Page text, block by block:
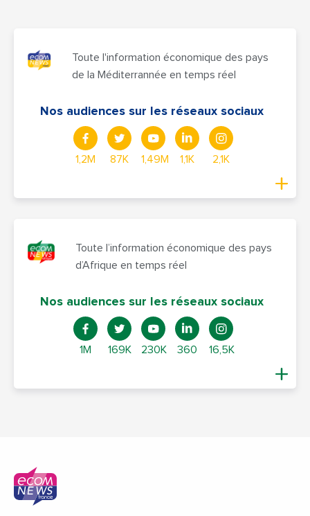
Toute l'information économique des pays
de la Méditerrannée en temps réel
Nos audiences sur les réseaux sociaux
1,2M 87K 1,49M 1,1K 2,1K
Toute l’information économique des pays
d’Afrique en temps réel
Nos audiences sur les réseaux sociaux
1M 169K 230K 360 16,5K